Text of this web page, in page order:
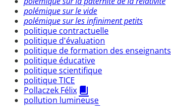
polémique sur le vide
polémique sur les infiniment petits
politique contractuelle
politique d'évaluation
politique de formation des enseignants
politique éducative
politique scientifique
politique TICE
Pollaczek Félix
pollution lumineuse